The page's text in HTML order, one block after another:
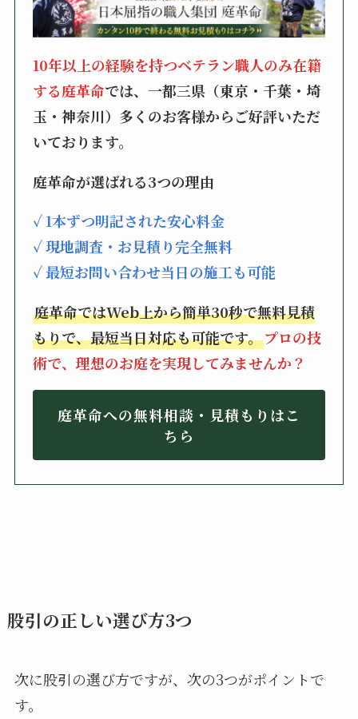
10年以上の経験を持つベテラン職人のみ在籍
する庭革命では、一都三県（東京・千葉・埼
玉・神奈川）多くのお客様からご好評いただ
いております。
庭革命が選ばれる3つの理由
✓ 1本ずつ明記された安心料金
✓ 現地調査・お見積り完全無料
✓ 最短お問い合わせ当日の施工も可能
庭革命ではWeb上から簡単30秒で無料見積
もりで、最短当日対応も可能です。プロの技
術で、理想のお庭を実現してみませんか？
庭革命への無料相談・見積もりはこ
ちら
股引の正しい選び方3つ
次に股引の選び方ですが、次の3つがポイントで
す。